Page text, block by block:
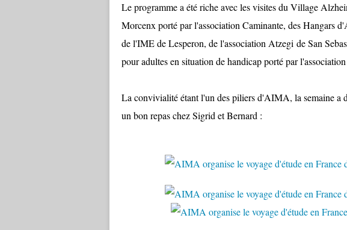
Le programme a été riche avec les visites du Village
Morcenx porté par l'association Caminante, des Hangars
de l'IME de Lesperon, de l'association Atzegi de San
pour adultes en situation de handicap porté par
La convivialité étant l'un des piliers d'AIMA, la semaine a
un bon repas chez Sigrid et Bernard :